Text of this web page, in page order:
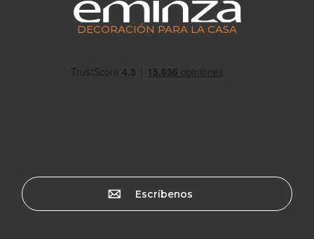
DECORACIÓN PARA LA CASA
Escríbenos